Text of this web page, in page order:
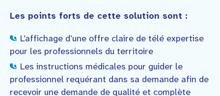
Les points forts de cette solution sont :
L’affichage d’une offre claire de télé expertise
pour les professionnels du territoire
Les instructions médicales pour guider le
professionnel requérant dans sa demande afin de
recevoir une demande de qualité et complète